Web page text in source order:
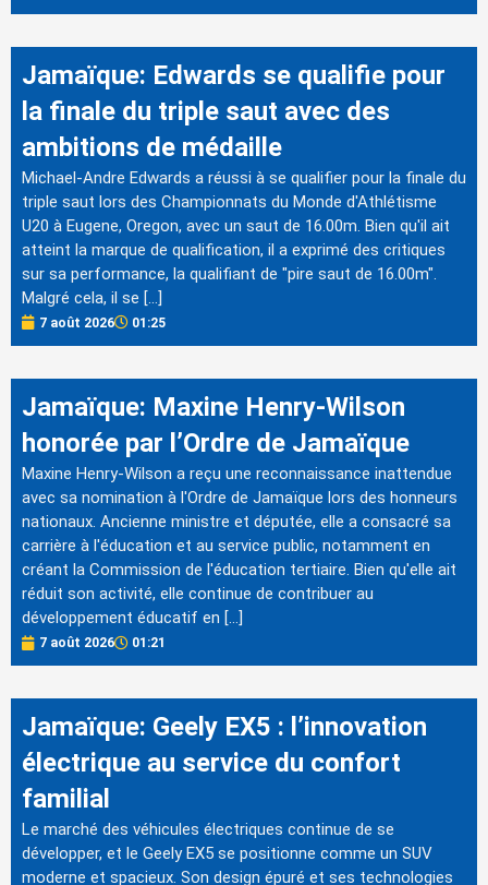
Jamaïque: Edwards se qualifie pour
la finale du triple saut avec des
ambitions de médaille
Michael-Andre Edwards a réussi à se qualifier pour la finale du
triple saut lors des Championnats du Monde d'Athlétisme
U20 à Eugene, Oregon, avec un saut de 16.00m. Bien qu'il ait
atteint la marque de qualification, il a exprimé des critiques
sur sa performance, la qualifiant de "pire saut de 16.00m".
Malgré cela, il se […]
7 août 2026 01:25
Jamaïque: Maxine Henry-Wilson
honorée par l’Ordre de Jamaïque
Maxine Henry-Wilson a reçu une reconnaissance inattendue
avec sa nomination à l'Ordre de Jamaïque lors des honneurs
nationaux. Ancienne ministre et députée, elle a consacré sa
carrière à l'éducation et au service public, notamment en
créant la Commission de l'éducation tertiaire. Bien qu'elle ait
réduit son activité, elle continue de contribuer au
développement éducatif en […]
7 août 2026 01:21
Jamaïque: Geely EX5 : l’innovation
électrique au service du confort
familial
Le marché des véhicules électriques continue de se
développer, et le Geely EX5 se positionne comme un SUV
moderne et spacieux. Son design épuré et ses technologies